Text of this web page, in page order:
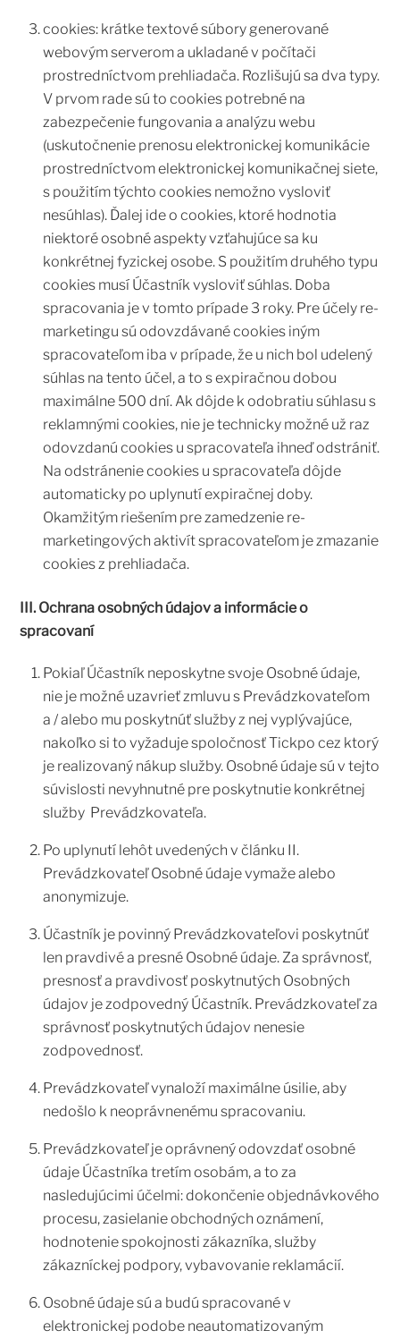
cookies: krátke textové súbory generované
webovým serverom a ukladané v počítači
prostredníctvom prehliadača. Rozlišujú sa dva typy.
V prvom rade sú to cookies potrebné na
zabezpečenie fungovania a analýzu webu
(uskutočnenie prenosu elektronickej komunikácie
prostredníctvom elektronickej komunikačnej siete,
s použitím týchto cookies nemožno vysloviť
nesúhlas). Ďalej ide o cookies, ktoré hodnotia
niektoré osobné aspekty vzťahujúce sa ku
konkrétnej fyzickej osobe. S použitím druhého typu
cookies musí Účastník vysloviť súhlas. Doba
spracovania je v tomto prípade 3 roky. Pre účely re-
marketingu sú odovzdávané cookies iným
spracovateľom iba v prípade, že u nich bol udelený
súhlas na tento účel, a to s expiračnou dobou
maximálne 500 dní. Ak dôjde k odobratiu súhlasu s
reklamnými cookies, nie je technicky možné už raz
odovzdanú cookies u spracovateľa ihneď odstrániť.
Na odstránenie cookies u spracovateľa dôjde
automaticky po uplynutí expiračnej doby.
Okamžitým riešením pre zamedzenie re-
marketingových aktivít spracovateľom je zmazanie
cookies z prehliadača.
III. Ochrana osobných údajov a informácie o
spracovaní
Pokiaľ Účastník neposkytne svoje Osobné údaje,
nie je možné uzavrieť zmluvu s Prevádzkovateľom
a / alebo mu poskytnúť služby z nej vyplývajúce,
nakoľko si to vyžaduje spoločnosť Tickpo cez ktorý
je realizovaný nákup služby. Osobné údaje sú v tejto
súvislosti nevyhnutné pre poskytnutie konkrétnej
služby Prevádzkovateľa.
Po uplynutí lehôt uvedených v článku II.
Prevádzkovateľ Osobné údaje vymaže alebo
anonymizuje.
Účastník je povinný Prevádzkovateľovi poskytnúť
len pravdivé a presné Osobné údaje. Za správnosť,
presnosť a pravdivosť poskytnutých Osobných
údajov je zodpovedný Účastník. Prevádzkovateľ za
správnosť poskytnutých údajov nenesie
zodpovednosť.
Prevádzkovateľ vynaloží maximálne úsilie, aby
nedošlo k neoprávnenému spracovaniu.
Prevádzkovateľ je oprávnený odovzdať osobné
údaje Účastníka tretím osobám, a to za
nasledujúcimi účelmi: dokončenie objednávkového
procesu, zasielanie obchodných oznámení,
hodnotenie spokojnosti zákazníka, služby
zákazníckej podpory, vybavovanie reklamácií.
Osobné údaje sú a budú spracované v
elektronickej podobe neautomatizovaným